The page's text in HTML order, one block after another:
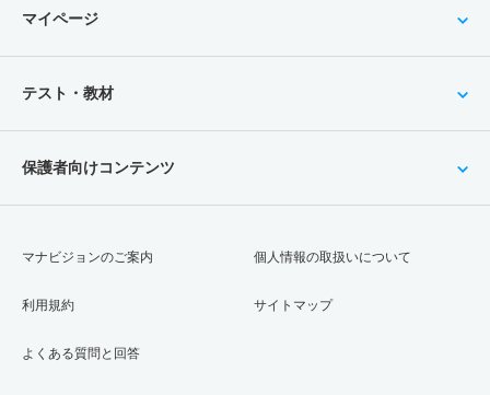
マイページ
テスト・教材
保護者向けコンテンツ
マナビジョンのご案内
利用規約
よくある質問と回答
個人情報の取扱いについて
サイトマップ